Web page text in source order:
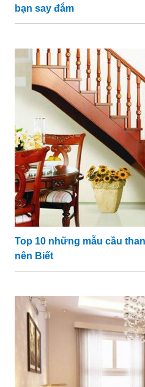
bạn say đắm
Top 10 những mẫu cầu
nên Biết